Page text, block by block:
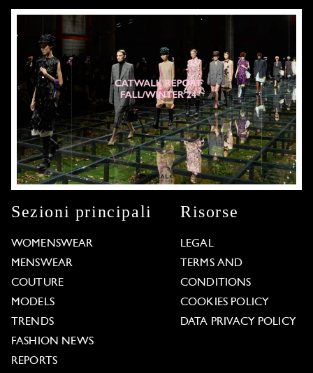
Sezioni principali
WOMENSWEAR
MENSWEAR
COUTURE
MODELS
TRENDS
FASHION NEWS
REPORTS
Risorse
LEGAL
TERMS AND
CONDITIONS
COOKIES POLICY
DATA PRIVACY POLICY